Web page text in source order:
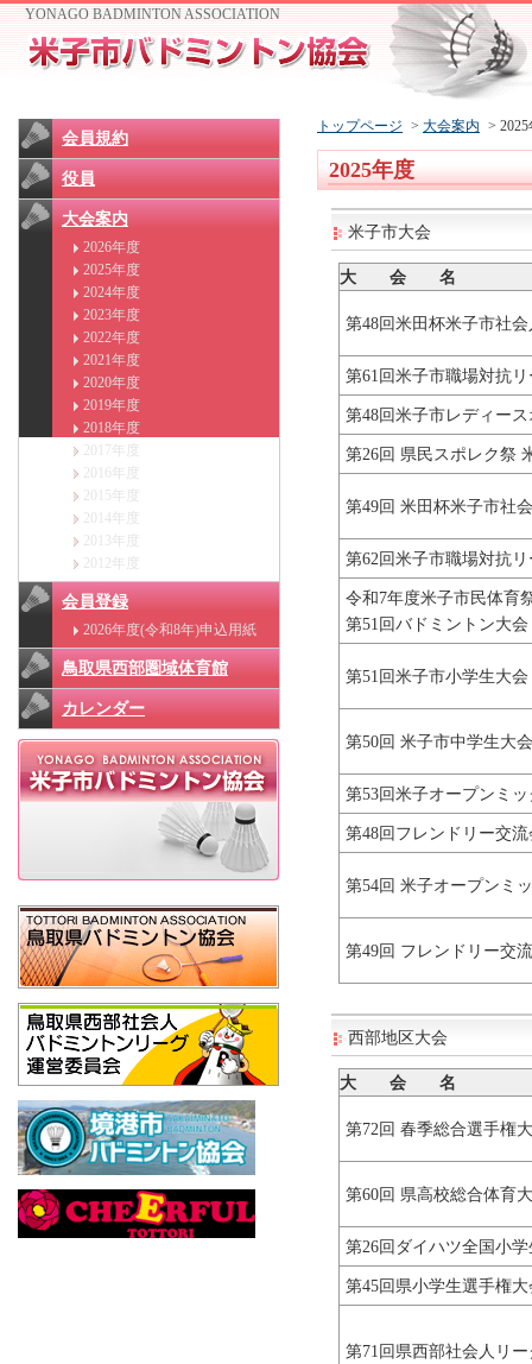
YONAGO BADMINTON ASSOCIATION
会員規約
役員
大会案内
2026年度
2025年度
2024年度
2023年度
2022年度
2021年度
2020年度
2019年度
2018年度
2017年度
2016年度
2015年度
2014年度
2013年度
2012年度
会員登録
2026年度(令和8年)申込用紙
鳥取県西部圏域体育館
カレンダー
トップページ > 大会案内 >
2025年度
米子市大会
大 会 名
第48回米田杯米子市社
第61回米子市職場対抗
第48回米子市レディー
第26回 県民スポレク祭
第49回 米田杯米子市社
第62回米子市職場対抗
令和7年度米子市民体育
第51回バドミントン大会
第51回米子市小学生大会
第50回 米子市中学生大会
第53回米子オープンミ
第48回フレンドリー交
第54回 米子オープンミ
第49回 フレンドリー交
西部地区大会
大 会 名
第72回 春季総合選手権
第60回 県高校総合体育
第26回ダイハツ全国小
第45回県小学生選手権
第71回県西部社会人リ